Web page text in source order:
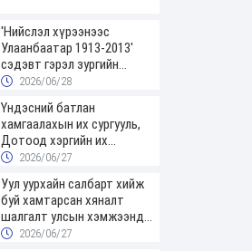
'Нийслэл хүрээнээс
Улаанбаатар 1913-2013'
сэдэвт гэрэл зургийн
үзэсгэлэнгээр зочиллоо
2026/06/28
Үндэсний батлан
хамгаалахын их сургууль,
Дотоод хэргийн их
сургуулийн төгсөгчид
авлаа
2026/06/27
Уул уурхайн салбарт хийж
буй хамтарсан хяналт
шалгалт улсын хэмжээнд
үргэлжилж байна
2026/06/27